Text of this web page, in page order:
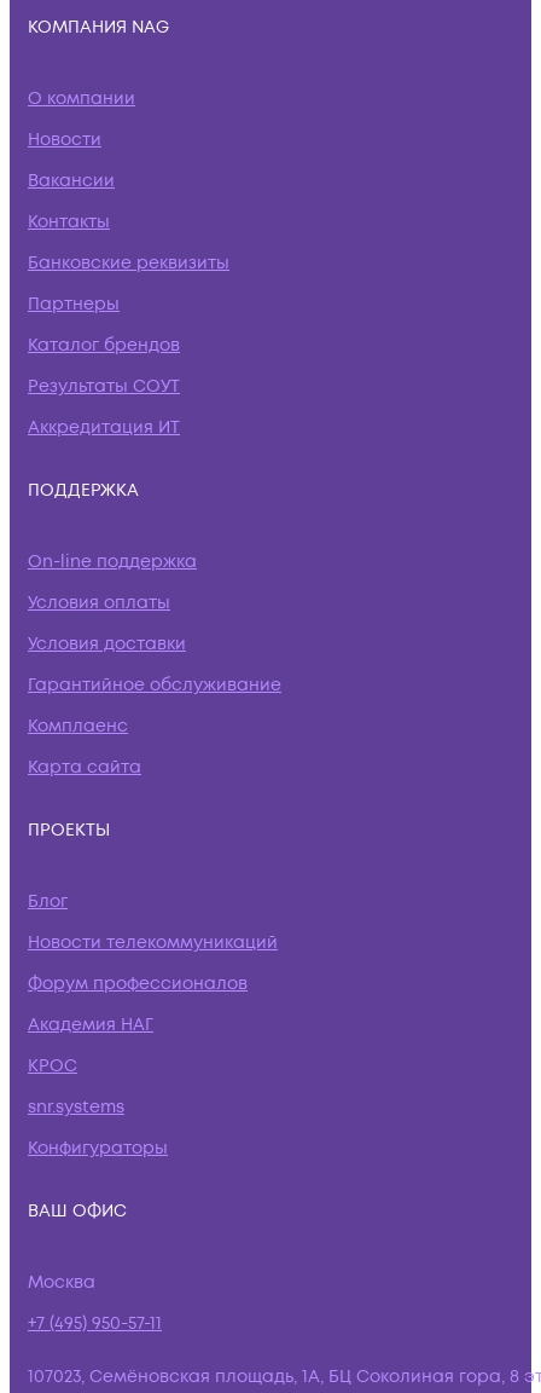
КОМПАНИЯ NAG
О компании
Новости
Вакансии
Контакты
Банковские реквизиты
Партнеры
Каталог брендов
Результаты СОУТ
Аккредитация ИТ
ПОДДЕРЖКА
On-line поддержка
Условия оплаты
Условия доставки
Гарантийное обслуживание
Комплаенс
Карта сайта
ПРОЕКТЫ
Блог
Новости телекоммуникаций
Форум профессионалов
Академия НАГ
КРОС
snr.systems
Конфигураторы
ВАШ ОФИС
Москва
+7 (495) 950-57-11
107023, Семёновская площадь, 1А, БЦ Соколиная гора, 8